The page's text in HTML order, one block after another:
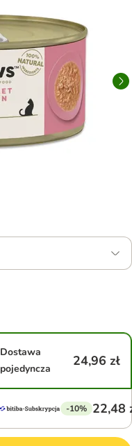
Dostawa
pojedyncza
24,96 zł
-10% 22,48